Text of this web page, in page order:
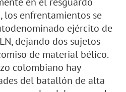
los enfrentamientos se
ejército de
dejando dos sujetos
de material bélico.
colombiano hay
del batallón de alta